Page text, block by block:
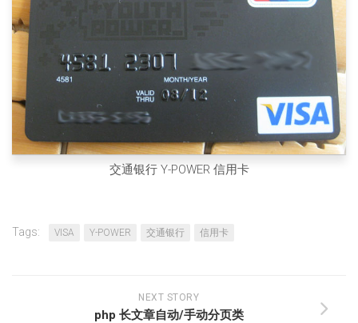
交通银行 Y-POWER 信用卡
Tags: VISA Y-POWER 交通银行 信用卡
NEXT STORY
php 长文章自动/手动分页类